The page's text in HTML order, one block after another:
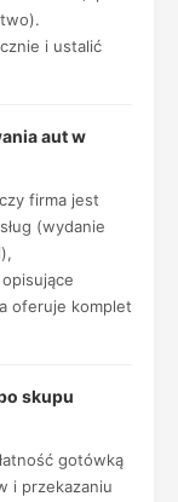
i ustalić
aut w
firma jest
(wydanie
oferuje komplet
skupu
gotówką
i przekazaniu